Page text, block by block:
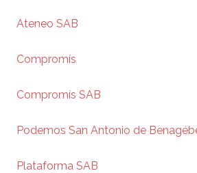
Ateneo SAB
Compromís
Compromís SAB
Podemos San Antonio de
Plataforma SAB